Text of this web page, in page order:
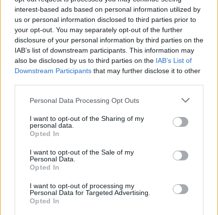
interest-based ads based on personal information utilized by
us or personal information disclosed to third parties prior to
your opt-out. You may separately opt-out of the further
disclosure of your personal information by third parties on the
IAB’s list of downstream participants. This information may
also be disclosed by us to third parties on the IAB’s List of
Downstream Participants that may further disclose it to other
Personal Data Processing Opt Outs
I want to opt-out of the Sharing of my
personal data.
Opted In
I want to opt-out of the Sale of my
Personal Data.
Opted In
I want to opt-out of processing my
Personal Data for Targeted Advertising.
Opted In
Székelyhon
Hetek óta először csökkent
az üzemanyagok ára
„Óriási csattanás volt” – így
emlékszik vissza a kedd esti
Súlyos veszteség, kilenc
hónapra eltiltották a Sepsi